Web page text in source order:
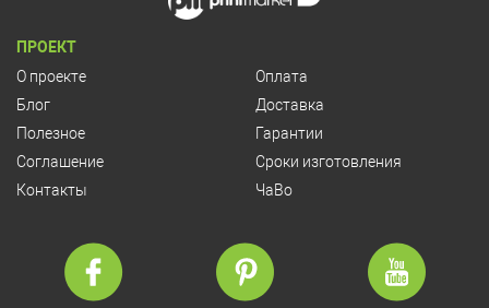
ПРОЕКТ
О проекте
Блог
Полезное
Соглашение
Контакты
Оплата
Доставка
Гарантии
Сроки изготовления
ЧаВо